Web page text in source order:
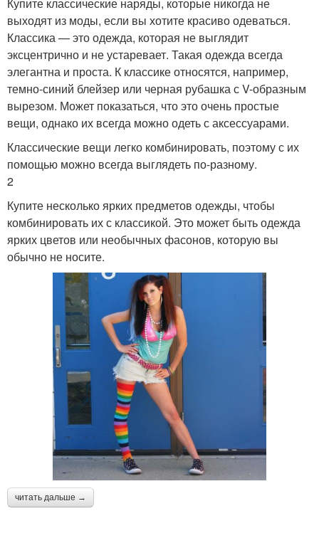
выходят из моды, если вы хотите красиво одеваться.
Классика — это одежда, которая не выглядит
эксцентрично и не устаревает. Такая одежда всегда
элегантна и проста. К классике относятся, например,
темно-синий блейзер или черная рубашка с V-образным
вырезом. Может показаться, что это очень простые
вещи, однако их всегда можно одеть с аксессуарами.
Классические вещи легко комбинировать, поэтому с их
помощью можно всегда выглядеть по-разному.
2
Купите несколько ярких предметов одежды, чтобы
комбинировать их с классикой. Это может быть одежда
ярких цветов или необычных фасонов, которую вы
обычно не носите.
читать дальше →